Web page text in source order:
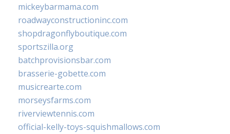
mickeybarmama.com
roadwayconstructioninc.com
shopdragonflyboutique.com
sportszilla.org
batchprovisionsbar.com
brasserie-gobette.com
musicrearte.com
morseysfarms.com
riverviewtennis.com
official-kelly-toys-squishmallows.com